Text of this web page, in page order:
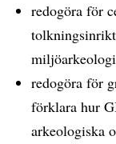
redogöra för
redogöra för
förklara hur
arkeologiska